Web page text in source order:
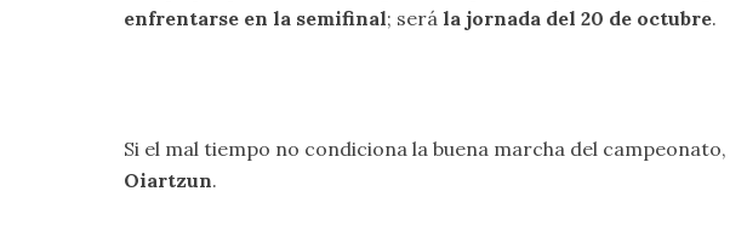
enfrentarse en la semifinal; será la jornada del 20 de octubre.
Si el mal tiempo no condiciona la buena marcha del campeonato,
Oiartzun.